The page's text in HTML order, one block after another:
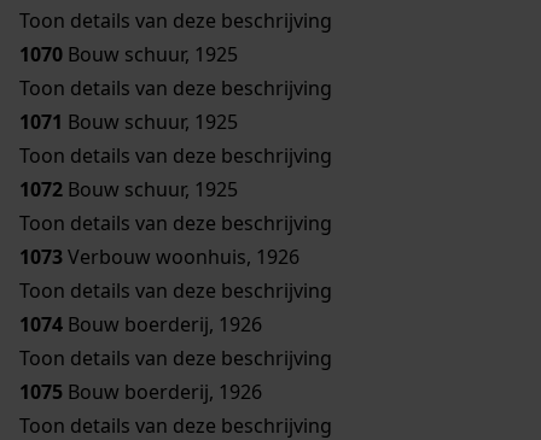
Toon details van deze beschrijving
1070 Bouw schuur, 1925
Toon details van deze beschrijving
1071 Bouw schuur, 1925
Toon details van deze beschrijving
1072 Bouw schuur, 1925
Toon details van deze beschrijving
1073Verbouw woonhuis, 1926
Toon details van deze beschrijving
1074 Bouw boerderij, 1926
Toon details van deze beschrijving
1075 Bouw boerderij, 1926
Toon details van deze beschrijving